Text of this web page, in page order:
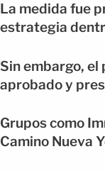
La medida fue
estrategia
Sin embargo, el
aprobado y
Grupos como
Camino Nueva